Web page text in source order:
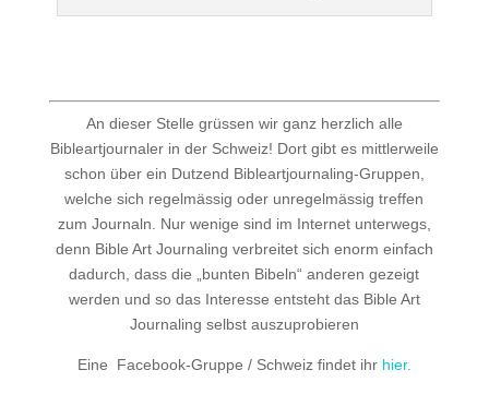
An dieser Stelle grüssen wir ganz herzlich alle
Bibleartjournaler in der Schweiz! Dort gibt es mittlerweile
schon über ein Dutzend Bibleartjournaling-Gruppen,
welche sich regelmässig oder unregelmässig treffen
zum Journaln. Nur wenige sind im Internet unterwegs,
denn Bible Art Journaling verbreitet sich enorm einfach
dadurch, dass die „bunten Bibeln“ anderen gezeigt
werden und so das Interesse entsteht das Bible Art
Journaling selbst auszuprobieren
Eine Facebook-Gruppe / Schweiz findet ihr hier.